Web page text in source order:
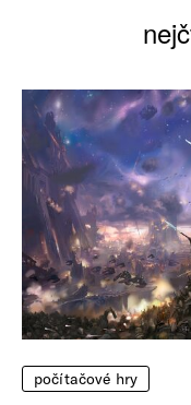
počítačové hry